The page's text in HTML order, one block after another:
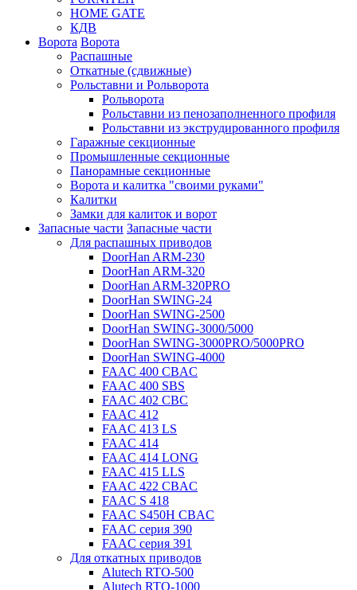
HOME GATE
КДВ
Ворота Ворота
Распашные
Откатные (сдвижные)
Рольставни и Рольворота
Рольворота
Рольставни из пенозаполненного профиля
Рольставни из экструдированного профиля
Гаражные секционные
Промышленные секционные
Панорамные секционные
Ворота и калитка "своими руками"
Калитки
Замки для калиток и ворот
Запасные части Запасные части
Для распашных приводов
DoorHan ARM-230
DoorHan ARM-320
DoorHan ARM-320PRO
DoorHan SWING-24
DoorHan SWING-2500
DoorHan SWING-3000/5000
DoorHan SWING-3000PRO/5000PRO
DoorHan SWING-4000
FAAC 400 CBAC
FAAC 400 SBS
FAAC 402 CBC
FAAC 412
FAAC 413 LS
FAAC 414
FAAC 414 LONG
FAAC 415 LLS
FAAC 422 CBAC
FAAC S 418
FAAC S450H CBAC
FAAC серия 390
FAAC серия 391
Для откатных приводов
Alutech RTO-500
Alutech RTO-1000